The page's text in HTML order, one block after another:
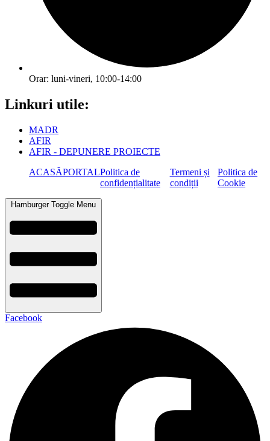
Orar: luni-vineri, 10:00-14:00
Linkuri utile:
MADR
AFIR
AFIR - DEPUNERE PROIECTE
ACASĂPORTALPolitica de
confidențialitate
Termeni și
condiții
Politica de
Cookie
Hamburger Toggle Menu
Facebook